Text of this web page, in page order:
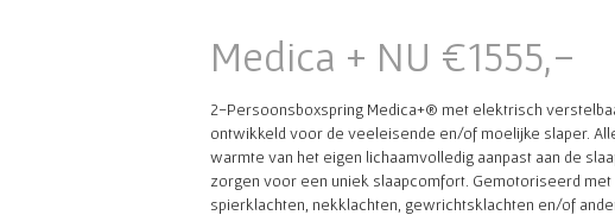
Medica + NU €1555,-
2-Persoonsboxspring Medica+® met elektrisch
ontwikkeld voor de veeleisende en/of moelijke slaper.
warmte van het eigen lichaamvolledig aanpast aan de
zorgen voor een uniek slaapcomfort. Gemotoriseerd
spierklachten, nekklachten, gewrichtsklachten en/of